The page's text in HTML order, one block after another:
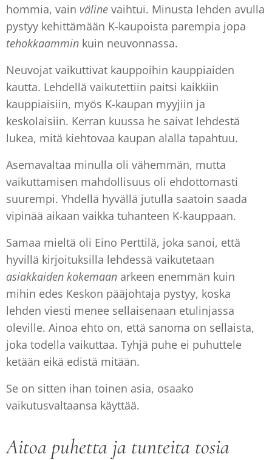
hommia, vain väline vaihtui. Minusta lehden avulla
pystyy kehittämään K-kaupoista parempia jopa
tehokkaammin kuin neuvonnassa.
Neuvojat vaikuttivat kauppoihin kauppiaiden
kautta. Lehdellä vaikutettiin paitsi kaikkiin
kauppiaisiin, myös K-kaupan myyjiin ja
keskolaisiin. Kerran kuussa he saivat lehdestä
lukea, mitä kiehtovaa kaupan alalla tapahtuu.
Asemavaltaa minulla oli vähemmän, mutta
vaikuttamisen mahdollisuus oli ehdottomasti
suurempi. Yhdellä hyvällä jutulla saatoin saada
vipinää aikaan vaikka tuhanteen K-kauppaan.
Samaa mieltä oli Eino Perttilä, joka sanoi, että
hyvillä kirjoituksilla lehdessä vaikutetaan
asiakkaiden kokemaan arkeen enemmän kuin
mihin edes Keskon pääjohtaja pystyy, koska
lehden viesti menee sellaisenaan etulinjassa
oleville. Ainoa ehto on, että sanoma on sellaista,
joka todella vaikuttaa. Tyhjä puhe ei puhuttele
ketään eikä edistä mitään.
Se on sitten ihan toinen asia, osaako
vaikutusvaltaansa käyttää.
Aitoa puhetta ja tunteita tosia